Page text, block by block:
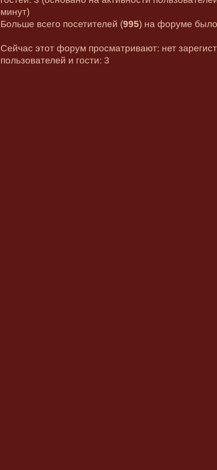
минут)
Больше всего посетителей (995) на форуме
Сейчас этот форум просматривают: нет
пользователей и гости: 3